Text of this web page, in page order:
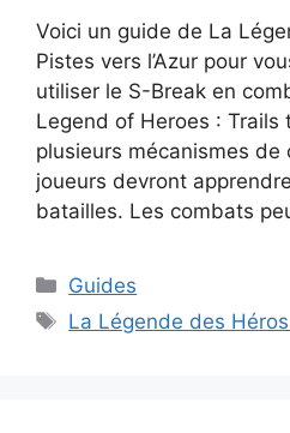
Voici un guide de La
Pistes vers l’Azur pour
utiliser le S-Break en
Legend of Heroes : Trails
plusieurs mécanismes de
joueurs devront
batailles. Les combats
Catégories
Guides
Étiquettes
La Légende des